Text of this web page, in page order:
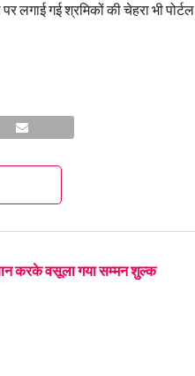
लगाई गई श्रमिकों की चेहरा भी पोर्टल
करके वसूला गया सम्मन शुल्क